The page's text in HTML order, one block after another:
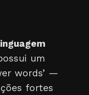
um
words’ —
fortes